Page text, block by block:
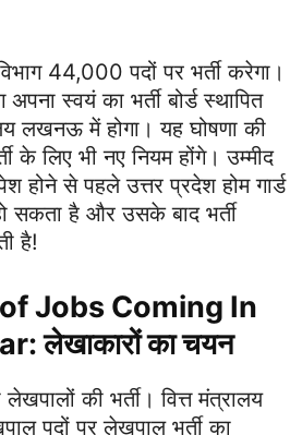
44,000 पदों पर भर्ती करेगा।
अपना स्वयं का भर्ती बोर्ड स्थापित
लखनऊ में होगा। यह घोषणा की
के लिए भी नए नियम होंगे। उम्मीद
होने से पहले उत्तर प्रदेश होम गार्ड
सकता है और उसके बाद भर्ती
है!
Jobs Coming In
लेखाकारों का चयन
की भर्ती। वित्त मंत्रालय
पदों पर लेखपाल भर्ती का